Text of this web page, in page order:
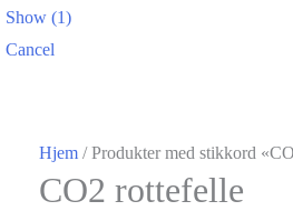
Show (1)
Cancel
Hjem / Produkter med stikkord
CO2 rottefelle